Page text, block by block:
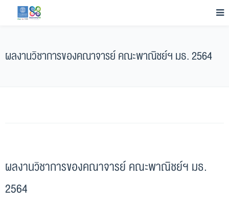
ผลงานวิชาการของคณาจารย์ คณะพาณิชย์ฯ มธ. 2564
ผลงานวิชาการของคณาจารย์ คณะพาณิชย์ฯ มธ.
2564